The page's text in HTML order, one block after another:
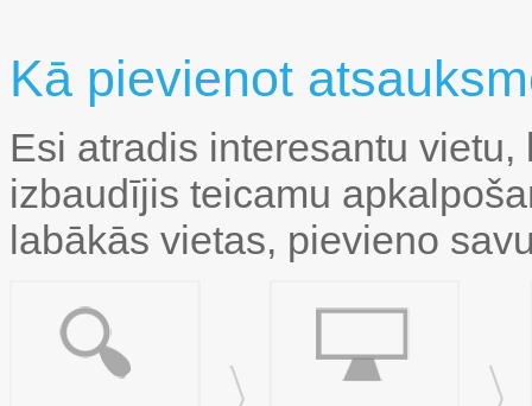
Kā pievienot
Esi atradis interesantu
izbaudījis teicamu
labākās vietas, pievieno